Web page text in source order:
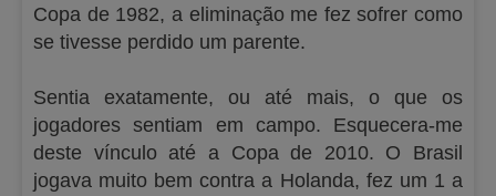
Copa de 1982, a eliminação me fez sofrer como
se tivesse perdido um parente.
Sentia exatamente, ou até mais, o que os
jogadores sentiam em campo. Esquecera-me
deste vínculo até a Copa de 2010. O Brasil
jogava muito bem contra a Holanda, fez um 1 a